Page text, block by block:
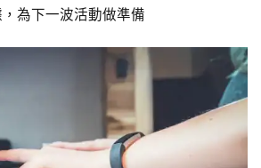
為下一波活動做準備